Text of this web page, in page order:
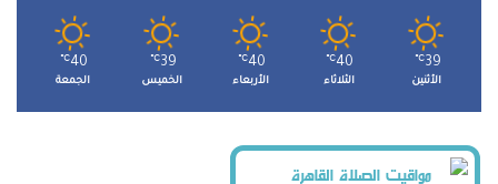
39
℃
الأثنين
40
℃
الثلاثاء
40
℃
الأربعاء
39
℃
الخميس
40
℃
الجمعة